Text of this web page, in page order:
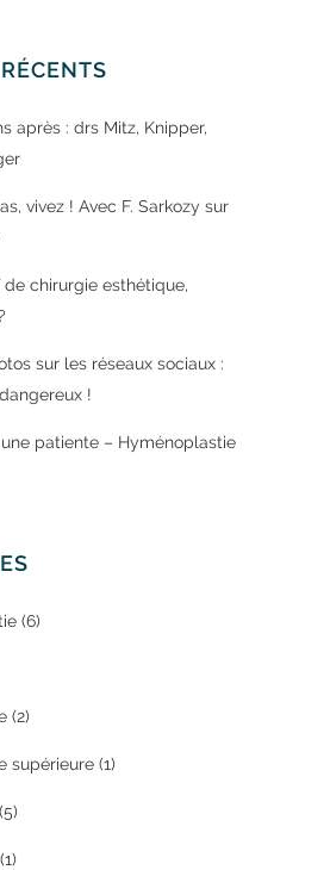
après : drs Mitz, Knipper,
vivez ! Avec F. Sarkozy sur
de chirurgie esthétique,
sur les réseaux sociaux :
!
patiente – Hyménoplastie
(6)
(2)
supérieure (1)
(5)
(1)